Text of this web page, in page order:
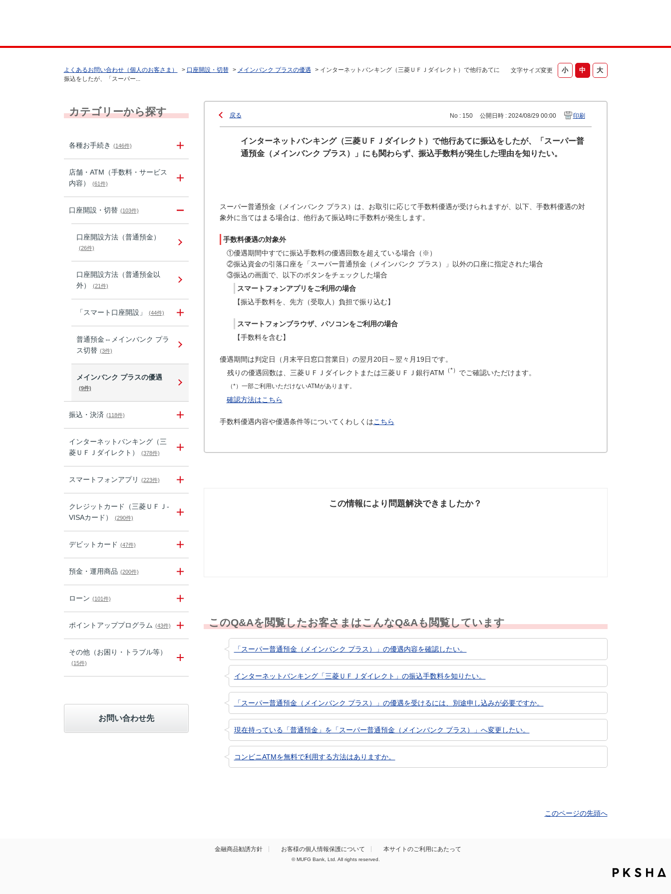
文字サイズ変更
よくあるお問い合わせ（個人のお客さま） > 口座開設・切替 > メインバンク プラスの優遇 > インターネットバンキング（三菱ＵＦＪダイレクト）で他行あてに
振込をしたが、「スーパー...
カテゴリーから探す
各種お手続き (146件)
店舗・ATM（手数料・サービス
内容）
(61件)
口座開設・切替 (103件)
口座開設方法（普通預金）
(26件)
口座開設方法（普通預金以
外）
(21件)
「スマート口座開設」 (44件)
普通預金⇔メインバンク プラ
ス切替 (3件)
メインバンク プラスの優遇
(9件)
振込・決済 (118件)
インターネットバンキング（三
菱ＵＦＪダイレクト）
(378件)
スマートフォンアプリ (223件)
クレジットカード（三菱ＵＦＪ-
VISAカード）
(290件)
デビットカード (47件)
預金・運用商品 (200件)
ローン (101件)
ポイントアッププログラム (43件)
その他（お困り・トラブル等）
(15件)
お問い合わせ先
戻る No : 150 公開日時 : 2024/08/29 00:00 印刷
インターネットバンキング（三菱ＵＦＪダイレクト）で他行あてに振込をしたが、「スーパー普
通預金（メインバンク プラス）」にも関わらず、振込手数料が発生した理由を知りたい。
スーパー普通預金（メインバンク プラス）は、お取引に応じて手数料優遇が受けられますが、以下、手数料優遇の対
象外に当てはまる場合は、他行あて振込時に手数料が発生します。
手数料優遇の対象外
①優遇期間中すでに振込手数料の優遇回数を超えている場合（※）
②振込資金の引落口座を「スーパー普通預金（メインバンク プラス）」以外の口座に指定された場合
③振込の画面で、以下のボタンをチェックした場合
スマートフォンアプリをご利用の場合
【振込手数料を、先方（受取人）負担で振り込む】
スマートフォンブラウザ、パソコンをご利用の場合
【手数料を含む】
優遇期間は判定日（月末平日窓口営業日）の翌月20日～翌々月19日です。
残りの優遇回数は、三菱ＵＦＪダイレクトまたは三菱ＵＦＪ銀行ATM （*） でご確認いただけます。
（*）一部ご利用いただけないATMがあります。
確認方法はこちら
手数料優遇内容や優遇条件等についてくわしくはこちら
この情報により問題解決できましたか？
このQ&Aを閲覧したお客さまはこんなQ&Aも閲覧しています
「スーパー普通預金（メインバンク プラス）」の優遇内容を確認したい。
インターネットバンキング「三菱ＵＦＪダイレクト」の振込手数料を知りたい。
「スーパー普通預金（メインバンク プラス）」の優遇を受けるには、別途申し込みが必要ですか。
現在持っている「普通預金」を「スーパー普通預金（メインバンク プラス）」へ変更したい。
コンビニATMを無料で利用する方法はありますか。
このページの先頭へ
金融商品勧誘方針 お客様の個人情報保護について 本サイトのご利用にあたって
© MUFG Bank, Ltd. All rights reserved.